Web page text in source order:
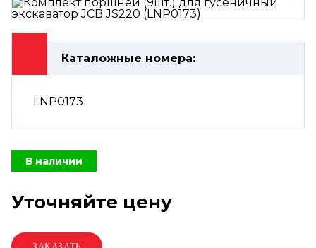
Каталожные номера:
LNP0173
В наличии
Уточняйте цену